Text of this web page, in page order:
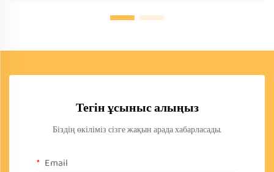
Тегін ұсыныс алыңыз
Біздің өкіліміз сізге жақын арада хабарласады.
Email